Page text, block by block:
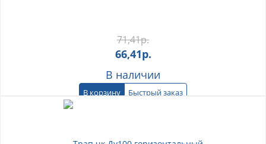
71,41р.
66,41р.
В наличии
В корзину Быстрый заказ